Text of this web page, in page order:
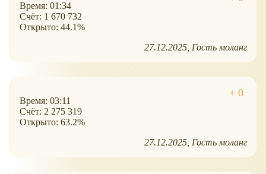
Время: 01:34
Счёт: 1 670 732
Открыто: 44.1%
27.12.2025 Гость моланг
Время: 03:11
Счёт: 2 275 319
Открыто: 63.2%
27.12.2025 Гость моланг